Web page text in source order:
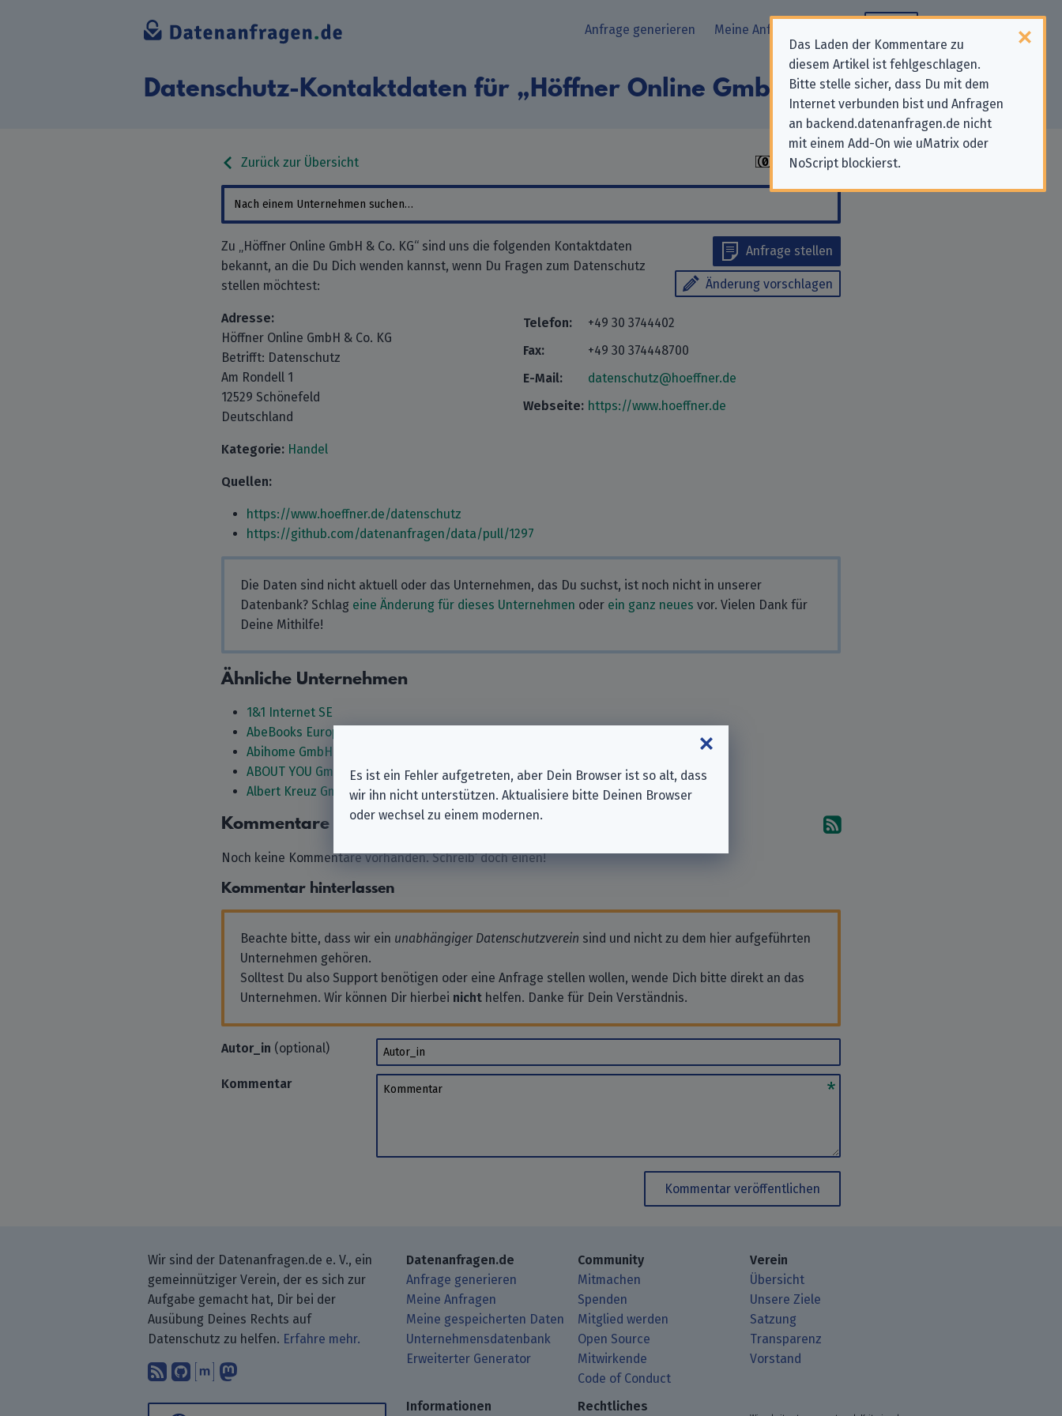
Das Laden der Kommentare zu
diesem Artikel ist fehlgeschlagen.
Bitte stelle sicher, dass Du mit dem
Internet verbunden bist und Anfragen
an backend.datenanfragen.de nicht
mit einem Add-On wie uMatrix oder
NoScript blockierst.
Anfrage generieren Meine Anfragen
Datenschutz-Kontaktdaten für „Höffner Online GmbH & Co. KG“
Zurück zur Übersicht
Anfrage stellen
Änderung vorschlagen
Zu „Höffner Online GmbH & Co. KG“ sind uns die folgenden Kontaktdaten
bekannt, an die Du Dich wenden kannst, wenn Du Fragen zum Datenschutz
stellen möchtest:
Adresse:
Höffner Online GmbH & Co. KG
Betrifft: Datenschutz
Am Rondell 1
12529 Schönefeld
Deutschland
Telefon:
+49 30 3744402
Fax:
+49 30 374448700
E-Mail:
datenschutz@hoeffner.de
Webseite: https://www.hoeffner.de
Kategorie: Handel
Quellen:
https://www.hoeffner.de/datenschutz
https://github.com/datenanfragen/data/pull/1297
Die Daten sind nicht aktuell oder das Unternehmen, das Du suchst, ist noch nicht in unserer
Datenbank? Schlag eine Änderung für dieses Unternehmen oder ein ganz neues vor. Vielen Dank für
Deine Mithilfe!
Ähnliche Unternehmen
1&1 Internet SE
AbeBooks Europe GmbH
Abihome GmbH
ABOUT YOU GmbH
Albert Kreuz GmbH
Kommentare Abonniere die
Noch keine Kommentare vorhanden. Schreib’ doch einen!
Kommentar hinterlassen
Beachte bitte, dass wir ein unabhängiger Datenschutzverein sind und nicht zu dem hier aufgeführten
Unternehmen gehören.
Solltest Du also Support benötigen oder eine Anfrage stellen wollen, wende Dich bitte direkt an das
Unternehmen. Wir können Dir hierbei nicht helfen. Danke für Dein Verständnis.
Autor_in (optional) Autor_in
Kommentar Kommentar
Kommentar veröffentlichen
Wir sind der Datenanfragen.de e. V., ein
gemeinnütziger Verein, der es sich zur
Aufgabe gemacht hat, Dir bei der
Ausübung Deines Rechts auf
Datenschutz zu helfen. Erfahre mehr.
Abonniere unsere Blogbeiträge mit Deinem RSS-Reader.
Finde uns bei GitHub.
Unterhalte Dich mit uns über Matrix.
Folge uns bei Mastodon.
Datenanfragen.de
Anfrage generieren
Meine Anfragen
Meine gespeicherten Daten
Unternehmensdatenbank
Erweiterter Generator
Community
Mitmachen
Spenden
Mitglied werden
Open Source
Mitwirkende
Code of Conduct
Verein
Übersicht
Unsere Ziele
Satzung
Transparenz
Vorstand
Informationen Rechtliches
Es ist ein Fehler aufgetreten, aber Dein Browser ist so alt, dass
wir ihn nicht unterstützen. Aktualisiere bitte Deinen Browser
oder wechsel zu einem modernen.